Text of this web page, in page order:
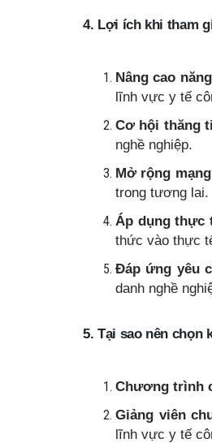
4. Lợi ích khi tham
Nâng cao
lĩnh vực y tế
Cơ hội thăng
nghề nghiệp.
Mở rộng
trong tương lai.
Áp dụng thực
thức vào thực
Đáp ứng yêu
danh nghề
5. Tại sao nên chọn
Chương trình
Giảng viên
lĩnh vực y tế